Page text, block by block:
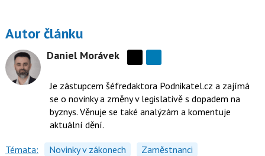
Autor článku
Daniel Morávek
síti
X
Je zástupcem šéfredaktora Podnikatel.cz a zajímá
se o novinky a změny v legislativě s dopadem na
byznys. Věnuje se také analýzám a komentuje
aktuální dění.
Témata: Novinky v zákonech
Zaměstnanci